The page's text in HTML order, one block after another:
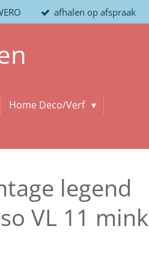
afhalen op afspraak
Home Deco/Verf
legend
VL 11 mink